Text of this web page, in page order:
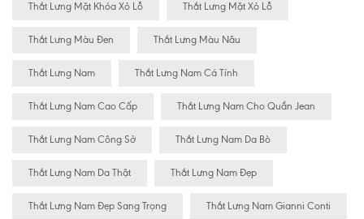
Thắt Lưng Mặt Khóa Xỏ Lỗ Thắt Lưng Mặt Xỏ Lỗ
Thắt Lưng Màu Đen Thắt Lưng Màu Nâu
Thắt Lưng Nam Thắt Lưng Nam Cá Tính
Thắt Lưng Nam Cao Cấp Thắt Lưng Nam Cho Quần Jean
Thắt Lưng Nam Công Sở Thắt Lưng Nam Da Bò
Thắt Lưng Nam Da Thật Thắt Lưng Nam Đẹp
Thắt Lưng Nam Đẹp Sang Trọng Thắt Lưng Nam Gianni Conti